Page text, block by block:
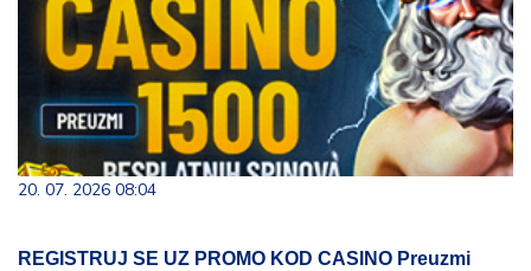
20. 07. 2026 08:04
REGISTRUJ SE UZ PROMO KOD CASINO Preuzmi